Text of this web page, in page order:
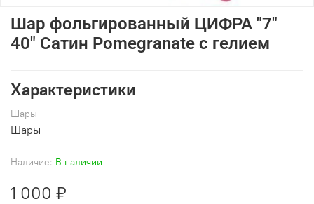
Наличие: В наличии
Шар фольгированный ЦИФРА "7"
40" Сатин Pomegranate с гелием
1 000 ₽
Характеристики
Шары
Шары